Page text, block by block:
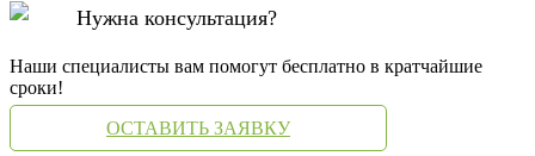
Нужна консультация?
Наши специалисты вам помогут бесплатно в кратчайшие
сроки!
ОСТАВИТЬ ЗАЯВКУ